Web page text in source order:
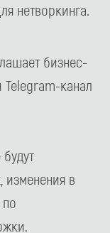
нетворкинга.
бизнес-
канал
изменения в